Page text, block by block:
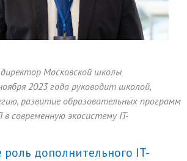
Московской школы
2023 года руководит школой,
развитие образовательных программ
современную экосистему IT-
дополнительного IT-